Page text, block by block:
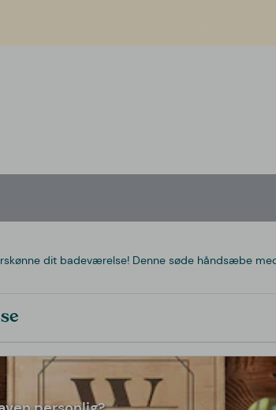
dit badeværelse! Denne søde håndsæbe